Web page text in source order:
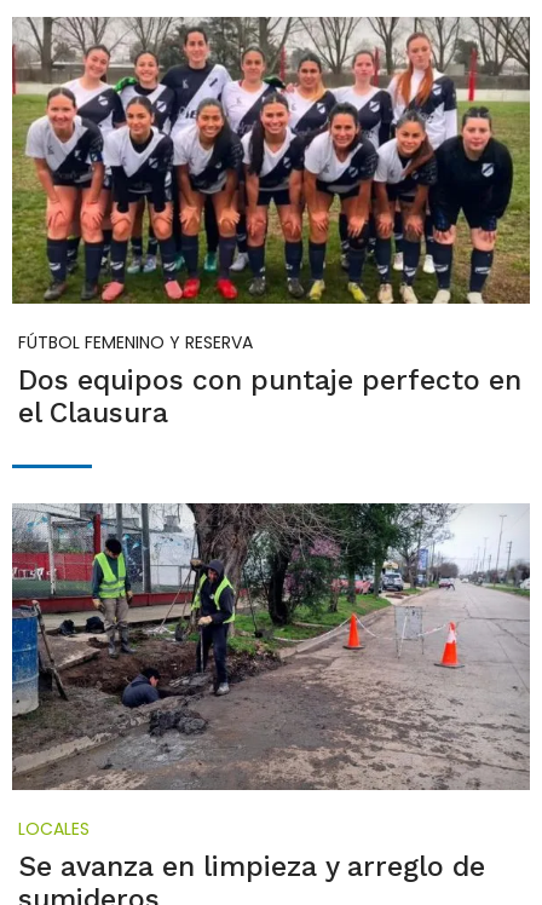
FÚTBOL FEMENINO Y RESERVA
Dos equipos con puntaje perfecto en
el Clausura
LOCALES
Se avanza en limpieza y arreglo de